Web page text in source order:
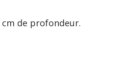
de profondeur.